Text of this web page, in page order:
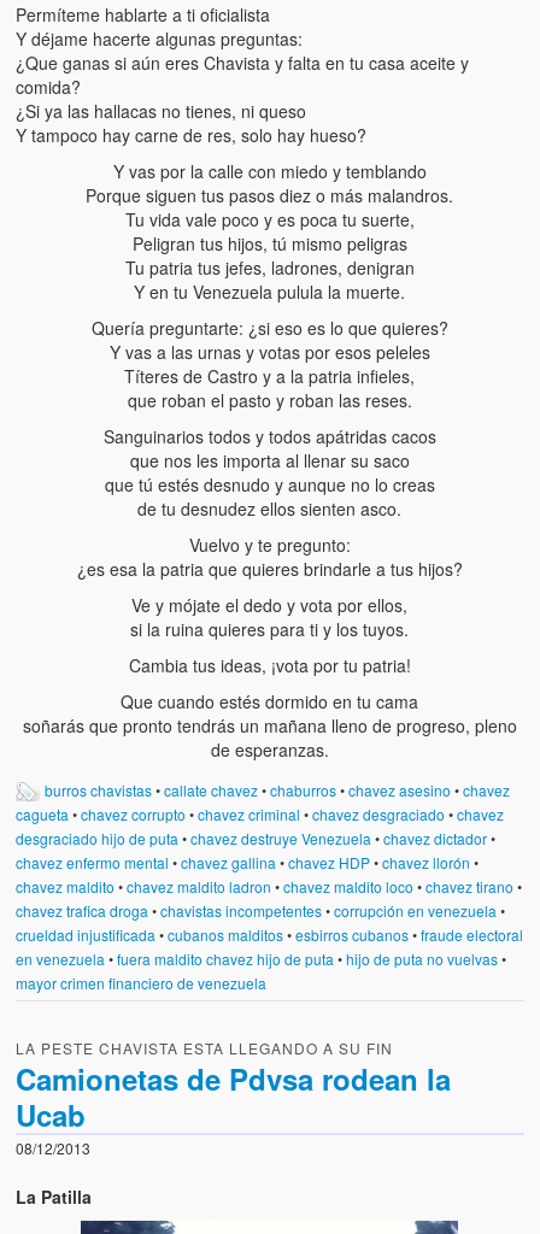
Permíteme hablarte a ti oficialista
Y déjame hacerte algunas preguntas:
¿Que ganas si aún eres Chavista y falta en tu casa aceite y
comida?
¿Si ya las hallacas no tienes, ni queso
Y tampoco hay carne de res, solo hay hueso?
Y vas por la calle con miedo y temblando
Porque siguen tus pasos diez o más malandros.
Tu vida vale poco y es poca tu suerte,
Peligran tus hijos, tú mismo peligras
Tu patria tus jefes, ladrones, denigran
Y en tu Venezuela pulula la muerte.
Quería preguntarte: ¿si eso es lo que quieres?
Y vas a las urnas y votas por esos peleles
Títeres de Castro y a la patria infieles,
que roban el pasto y roban las reses.
Sanguinarios todos y todos apátridas cacos
que nos les importa al llenar su saco
que tú estés desnudo y aunque no lo creas
de tu desnudez ellos sienten asco.
Vuelvo y te pregunto:
¿es esa la patria que quieres brindarle a tus hijos?
Ve y mójate el dedo y vota por ellos,
si la ruina quieres para ti y los tuyos.
Cambia tus ideas, ¡vota por tu patria!
Que cuando estés dormido en tu cama
soñarás que pronto tendrás un mañana lleno de progreso, pleno
de esperanzas.
burros chavistas•callate chavez•chaburros•chavez asesino •chavez
cagueta •chavez corrupto •chavez criminal •chavez desgraciado •chavez
desgraciado hijo de puta •chavez destruye Venezuela •chavez dictador•
chavez enfermo mental •chavez gallina •chavez HDP•chavez llorón •
chavez maldito •chavez maldito ladron •chavez maldito loco •chavez tirano •
chavez trafica droga •chavistas incompetentes•corrupción en venezuela •
crueldad injustificada •cubanos malditos•esbirros cubanos•fraude electoral
en venezuela •fuera maldito chavez hijo de puta •hijo de puta no vuelvas•
mayor crimen financiero de venezuela
LA PESTE CHAVISTA ESTA LLEGANDO A SU FIN
Camionetas de Pdvsa rodean la
Ucab
08/12/2013
La Patilla